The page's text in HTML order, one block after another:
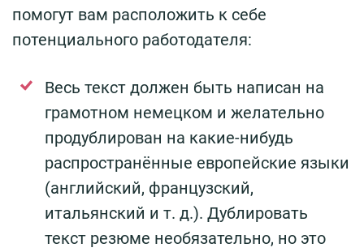
помогут вам расположить к себе
потенциального работодателя:
Весь текст должен быть написан на
грамотном немецком и желательно
продублирован на какие-нибудь
распространённые европейские языки
(английский, французский,
итальянский и т. д.). Дублировать
текст резюме необязательно, но это